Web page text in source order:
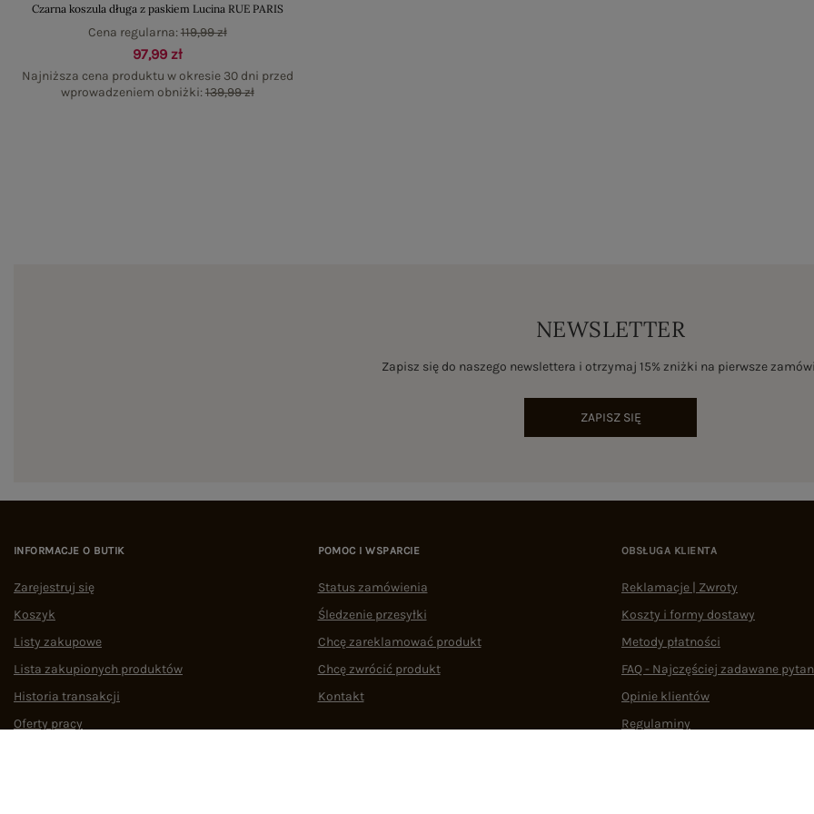
Czarna koszula długa z paskiem Lucina RUE PARIS
97,99 zł
Najniższa cena produktu w okresie 30 dni przed
wprowadzeniem obniżki:139,99 zł
Cena regularna:119,99 zł
NEWSLETTER
Zapisz się do naszego newslettera i otrzymaj 15% zniżki na pierwsze
ZAPISZ SIĘ
INFORMACJE O BUTIK
Zarejestruj się
Koszyk
Listy zakupowe
Lista zakupionych produktów
Historia transakcji
Oferty pracy
POMOC I WSPARCIE
Status zamówienia
Śledzenie przesyłki
Chcę zareklamować produkt
Chcę zwrócić produkt
Kontakt
OBSŁUGA KLIENTA
Reklamacje | Zwroty
Koszty i formy dostawy
Metody płatności
FAQ - Najczęściej zadawane
Opinie klientów
Regulaminy